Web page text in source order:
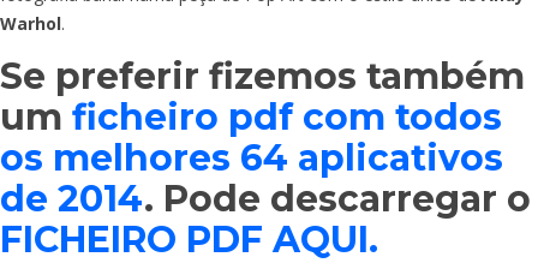
Warhol.
Se preferir fizemos também
um ficheiro pdf com todos
os melhores 64 aplicativos
de 2014. Pode descarregar o
FICHEIRO PDF AQUI.